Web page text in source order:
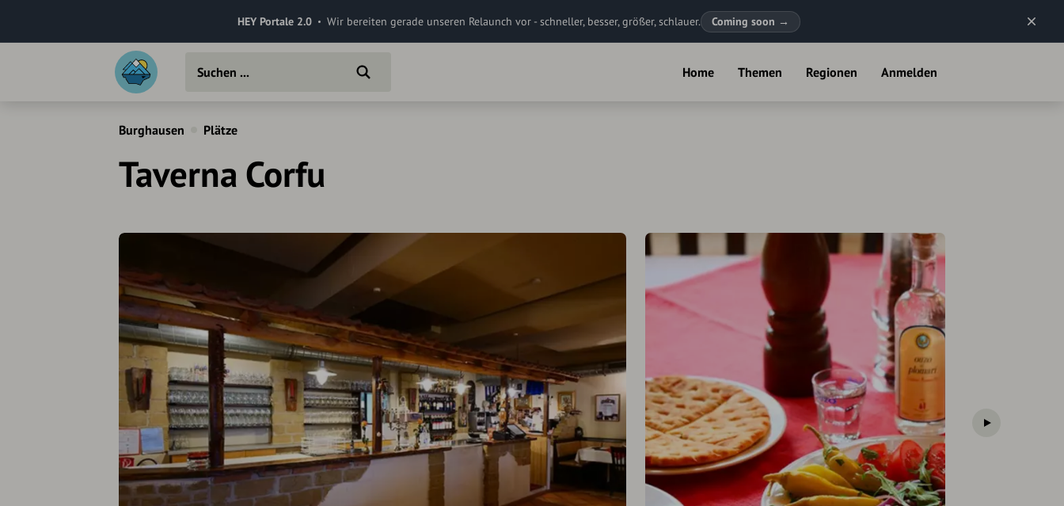
HEY Portale 2.0 Wir bereiten gerade unseren Relaunch vor - schneller, besser, größer, schlauer. Coming soon →
Home Themen Regionen Anmelden
Burghausen Plätze
Taverna Corfu